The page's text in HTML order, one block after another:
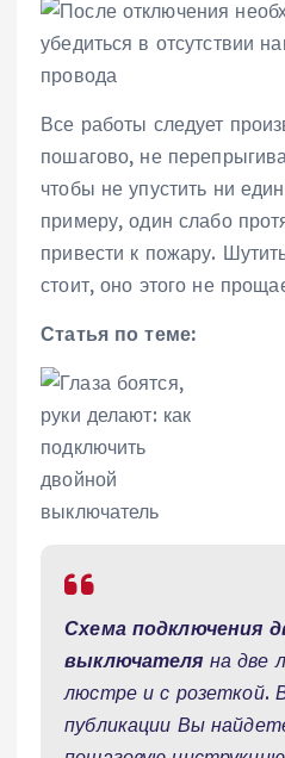
Все работы следует
пошагово, не
чтобы не упустить ни
примеру, один слабо
привести к пожару.
стоит, оно этого не
Статья по теме:
Схема подключения
выключателя на две
люстре и с розеткой.
публикации Вы